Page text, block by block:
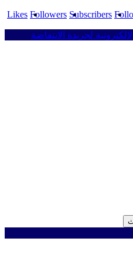
Likes Followers Subscribers